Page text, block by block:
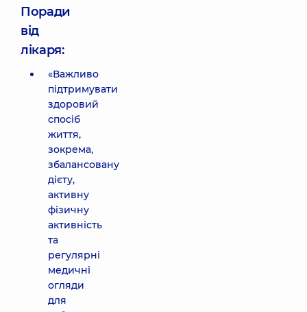
Поради
від
лікаря:
«Важливо
підтримувати
здоровий
спосіб
життя,
зокрема,
збалансовану
дієту,
активну
фізичну
активність
та
регулярні
медичні
огляди
для